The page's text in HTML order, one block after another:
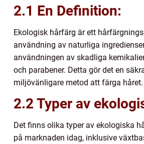
2.1 En Definition:
Ekologisk hårfärg är ett
användning av naturliga
användningen av skadliga
och parabener. Detta gör det en
miljövänligare metod att färga håret.
2.2 Typer av
Det finns olika typer av ekologiska
på marknaden idag, inklusive